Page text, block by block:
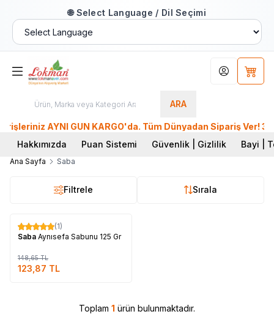
🌐 Select Language / Dil Seçimi
ARA
Hesabım
AYNI GÜN KARGO'da. Tüm Dünyadan Sipariş Ver!
Hakkımızda
Puan Sistemi Güvenlik | Gizlilik Bayi |
Ana Sayfa Saba
Filtrele Sırala
%17
(1)
Saba Aynısefa Sabunu 125 Gr
148,65TL
123,87 TL
Toplam 1 ürün bulunmaktadır.